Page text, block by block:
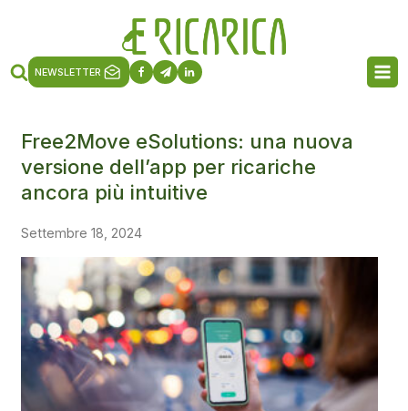
NEWSLETTER
Free2Move eSolutions: una nuova
versione dell’app per ricariche
ancora più intuitive
Settembre 18, 2024